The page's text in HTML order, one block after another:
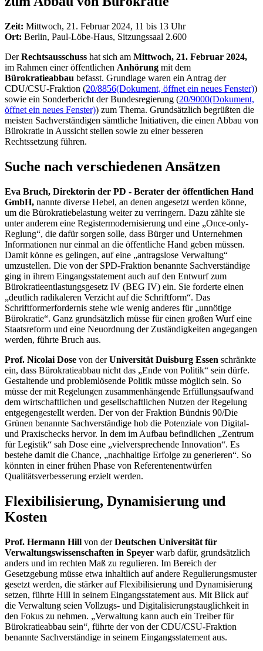
Zeit: Mittwoch, 21. Februar 2024, 11 bis 13 Uhr
Ort: Berlin, Paul-Löbe-Haus, Sitzungssaal 2.600
DerRechtsausschuss hat sich am Mittwoch, 21. Februar 2024,
im Rahmen einer öffentlichen Anhörung mit dem
Bürokratieabbau befasst. Grundlage waren ein Antrag der
CDU/CSU-Fraktion (20/8856(Dokument, öffnet ein neues Fenster))
sowie ein Sonderbericht der Bundesregierung (20/9000(Dokument,
öffnet ein neues Fenster)) zum Thema. Grundsätzlich begrüßten die
meisten Sachverständigen sämtliche Initiativen, die einen Abbau von
Bürokratie in Aussicht stellen sowie zu einer besseren
Rechtssetzung führen.
Suche nach verschiedenen Ansätzen
Eva Bruch, Direktorin der PD - Berater der öffentlichen Hand
GmbH, nannte diverse Hebel, an denen angesetzt werden könne,
um die Bürokratiebelastung weiter zu verringern. Dazu zählte sie
unter anderem eine Registermodernisierung und eine „Once-only-
Reglung“, die dafür sorgen solle, dass Bürger und Unternehmen
Informationen nur einmal an die öffentliche Hand geben müssen.
Damit könne es gelingen, auf eine „antragslose Verwaltung“
umzustellen. Die von der SPD-Fraktion benannte Sachverständige
ging in ihrem Eingangsstatement auch auf den Entwurf zum
Bürokratieentlastungsgesetz IV (BEG IV) ein. Sie forderte einen
„deutlich radikaleren Verzicht auf die Schriftform“. Das
Schriftformerfordernis stehe wie wenig anderes für „unnötige
Bürokratie“. Ganz grundsätzlich müsse für einen großen Wurf eine
Staatsreform und eine Neuordnung der Zuständigkeiten angegangen
werden, führte Bruch aus.
Prof. Nicolai Dose von derUniversität Duisburg Essen schränkte
ein, dass Bürokratieabbau nicht das „Ende von Politik“ sein dürfe.
Gestaltende und problemlösende Politik müsse möglich sein. So
müsse der mit Regelungen zusammenhängende Erfüllungsaufwand
dem wirtschaftlichen und gesellschaftlichen Nutzen der Regelung
entgegengestellt werden. Der von der Fraktion Bündnis 90/Die
Grünen benannte Sachverständige hob die Potenziale von Digital-
und Praxischecks hervor. In dem im Aufbau befindlichen „Zentrum
für Legistik“ sah Dose eine „vielversprechende Innovation“. Es
bestehe damit die Chance, „nachhaltige Erfolge zu generieren“. So
könnten in einer frühen Phase von Referentenentwürfen
Qualitätsverbesserung erzielt werden.
Flexibilisierung, Dynamisierung und
Kosten
Prof. Hermann Hill von derDeutschen Universität für
Verwaltungswissenschaften in Speyer warb dafür, grundsätzlich
anders und im rechten Maß zu regulieren. Im Bereich der
Gesetzgebung müsse etwa inhaltlich auf andere Regulierungsmuster
gesetzt werden, die stärker auf Flexibilisierung und Dynamisierung
setzen, führte Hill in seinem Eingangsstatement aus. Mit Blick auf
die Verwaltung seien Vollzugs- und Digitalisierungstauglichkeit in
den Fokus zu nehmen. „Verwaltung kann auch ein Treiber für
Bürokratieabbau sein“, führte der von der CDU/CSU-Fraktion
benannte Sachverständige in seinem Eingangsstatement aus.